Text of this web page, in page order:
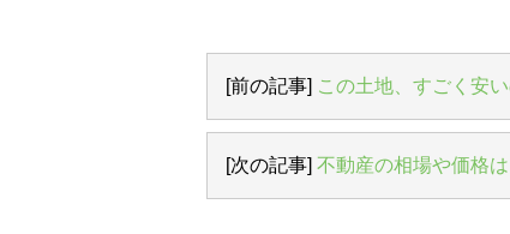
[前の記事] この土地、すごく安
[次の記事] 不動産の相場や価格